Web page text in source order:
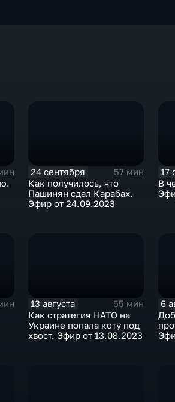
24 сентября
57 мин
Как получилось, что
Пашинян сдал Карабах.
Эфир от 24.09.2023
17
В
13 августа
55 мин
Как стратегия НАТО на
Украине попала коту под
хвост. Эфир от 13.08.2023
6